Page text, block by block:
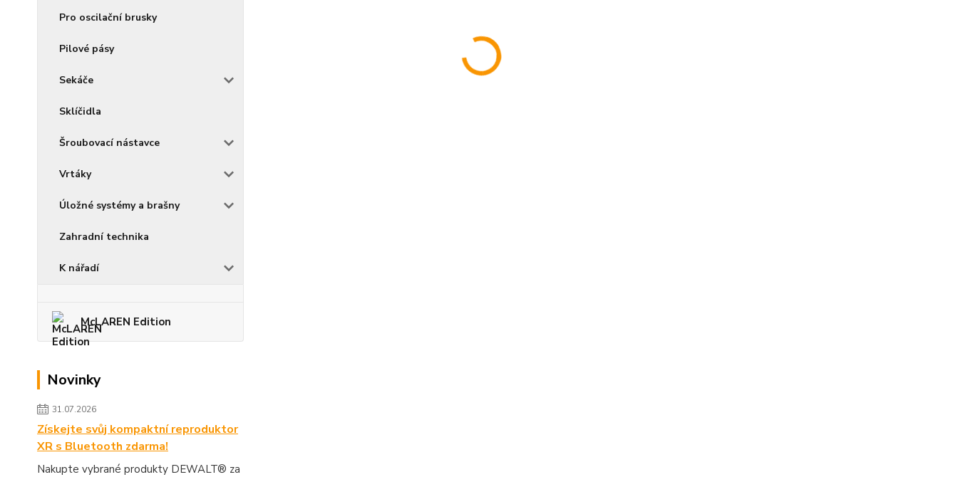
Pro oscilační brusky
Pilové pásy
Sekáče
Sklíčidla
Šroubovací nástavce
Vrtáky
Úložné systémy a brašny
Zahradní technika
K nářadí
McLAREN Edition
Novinky
31.07.2026
Získejte svůj kompaktní reproduktor
XR s Bluetooth zdarma!
Nakupte vybrané produkty DEWALT® za